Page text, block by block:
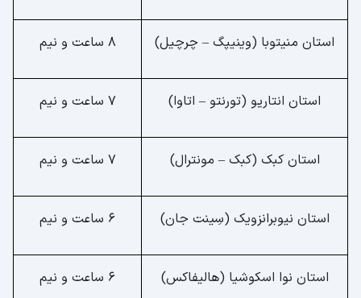
استان منیتوبا (وینیپگ – چرچیل) 8 ساعت و نیم
استان انتاریو (تورنتو – اتاوا) 7 ساعت و نیم
استان کبک (کبک – مونترال) 7 ساعت و نیم
استان نیوبرانزویک (سِینت جان) 6 ساعت و نیم
استان نوا اسکوشیا (هالیفاکس) 6 ساعت و نیم